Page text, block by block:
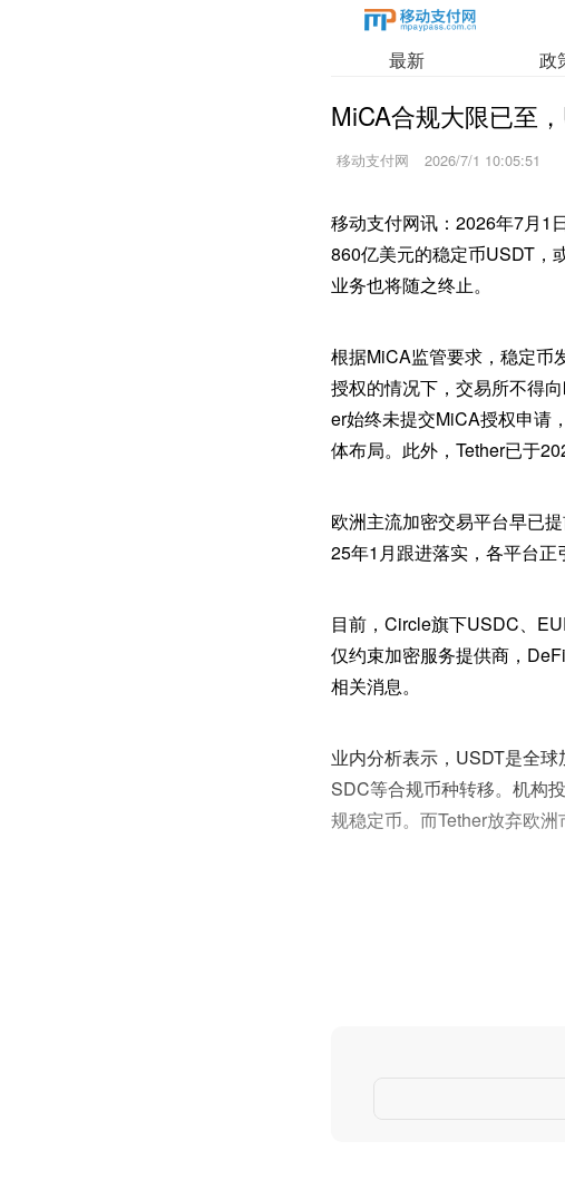
最新 政
MiCA合规大限已至
移动支付网 2026/7/1 10:05:51
移动支付网讯：2026年7月1
860亿美元的稳定币USDT，
业务也将随之终止。
根据MiCA监管要求，稳定币
授权的情况下，交易所不得
er始终未提交MiCA授权申请
体布局。此外，Tether已于
欧洲主流加密交易平台早已
25年1月跟进落实，各平台正
目前，Circle旗下USDC、
仅约束加密服务提供商，
相关消息。
业内分析表示，USDT是全
SDC等合规币种转移。机构
规稳定币。而Tether放弃欧